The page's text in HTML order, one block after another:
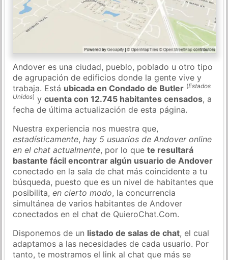
Andover es una ciudad, pueblo, poblado u otro tipo
de agrupación de edificios donde la gente vive y
trabaja. Está ubicada en Condado de Butler (Estados
Unidos) ycuenta con 12.745 habitantes censados, a
fecha de última actualización de esta página.
Nuestra experiencia nos muestra que,
estadísticamente,hay 5 usuarios de Andover online
en el chat actualmente, por lo quete resultará
bastante fácil encontrar algún usuario de Andover
conectado en la sala de chat más coincidente a tu
búsqueda, puesto que es un nivel de habitantes que
posibilita,en cierto modo, la concurrencia
simultánea de varios habitantes de Andover
conectados en el chat de QuieroChat.Com.
Disponemos de un listado de salas de chat, el cual
adaptamos a las necesidades de cada usuario. Por
tanto, te mostramos el link al chat que más se